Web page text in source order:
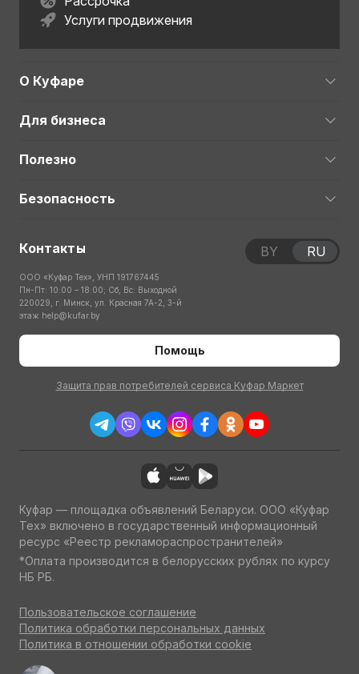
Услуги продвижения
О Куфаре
Для бизнеса
Полезно
Безопасность
Контакты
ООО «Куфар Тех», УНП 191767445
Пн-Пт: 10:00 – 18:00; Сб, Вс: Выходной
220029, г. Минск, ул. Красная 7А-2, 3-й
этаж help@kufar.by
Помощь
Защита прав потребителей сервиса Куфар Маркет
BY RU
Куфар — площадка объявлений Беларуси. ООО «Куфар
Тех» включено в государственный информационный
ресурс «Реестр рекламораспространителей»
*Оплата производится в белорусских рублях по курсу
НБ РБ.
Пользовательское соглашение
Политика обработки персональных данных
Политика в отношении обработки cookie